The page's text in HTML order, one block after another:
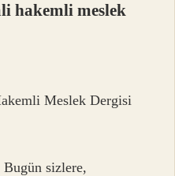
hakemli meslek
Meslek Dergisi
sizlere,